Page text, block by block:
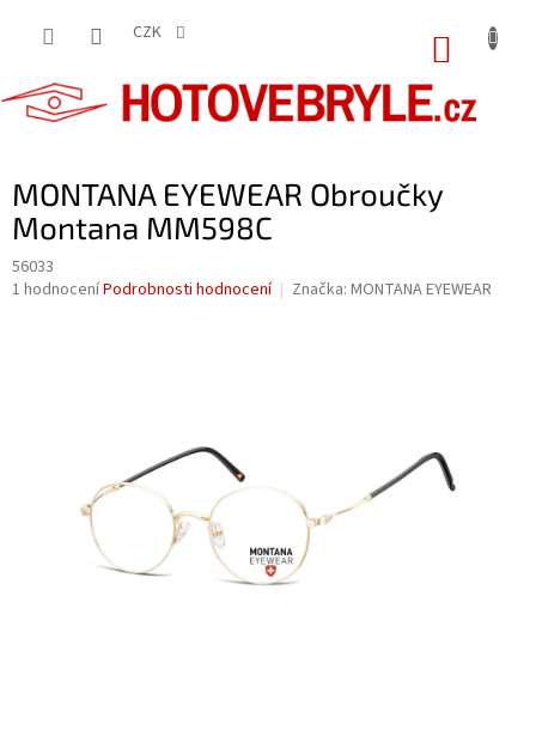
CZK
MONTANA EYEWEAR Obroučky
Montana MM598C
56033
Průměrné
1 hodnoceníPodrobnosti hodnocení Značka: MONTANA EYEWEAR